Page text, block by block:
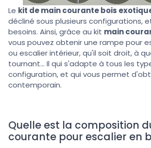
Le kit de main courante bois
décliné sous plusieurs configurations,
besoins. Ainsi, grâce au kit main
vous pouvez obtenir une rampe pour
ou escalier intérieur, qu'il soit droit, à
tournant... Il qui s'adapte à tous les
configuration, et qui vous permet
contemporain.
Quelle est la composition
courante pour escalier en